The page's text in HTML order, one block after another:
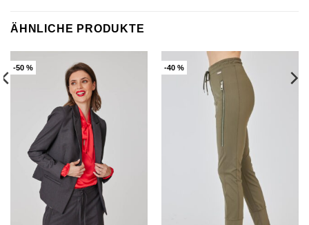
ÄHNLICHE PRODUKTE
-50 % -40 %